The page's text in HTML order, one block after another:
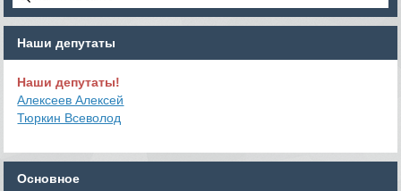
Наши депутаты
Наши депутаты!
Алексеев Алексей
Тюркин Всеволод
Основное